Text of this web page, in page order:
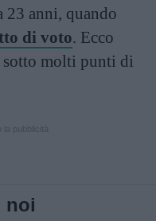
23 anni, quando
di voto. Ecco
sotto molti punti di
noi